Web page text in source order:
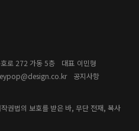
로 272 가동 5층 대표 이민형
공지사항
권법의 보호를 받은 바, 무단 전재, 복사